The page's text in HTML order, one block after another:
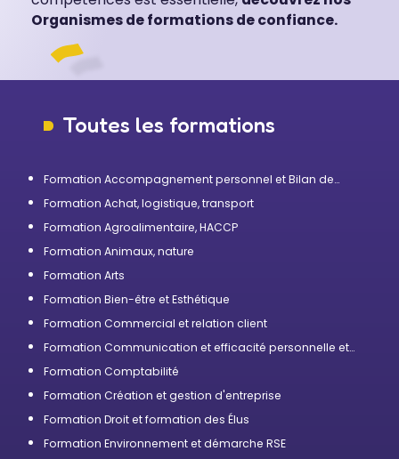
Organismes de formations de confiance.
Toutes les formations
Formation Accompagnement personnel et Bilan de
Formation Achat, logistique, transport
Formation Agroalimentaire, HACCP
Formation Animaux, nature
Formation Arts
Formation Bien-être et Esthétique
Formation Commercial et relation client
Formation Communication et efficacité personnelle et
Formation Comptabilité
Formation Création et gestion d'entreprise
Formation Droit et formation des Élus
Formation Environnement et démarche RSE